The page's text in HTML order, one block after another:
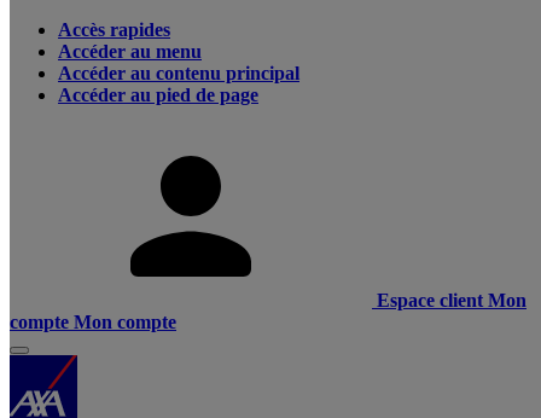
Accès rapides
Accéder au menu
Accéder au contenu principal
Accéder au pied de page
Espace client Mon
compte Mon compte